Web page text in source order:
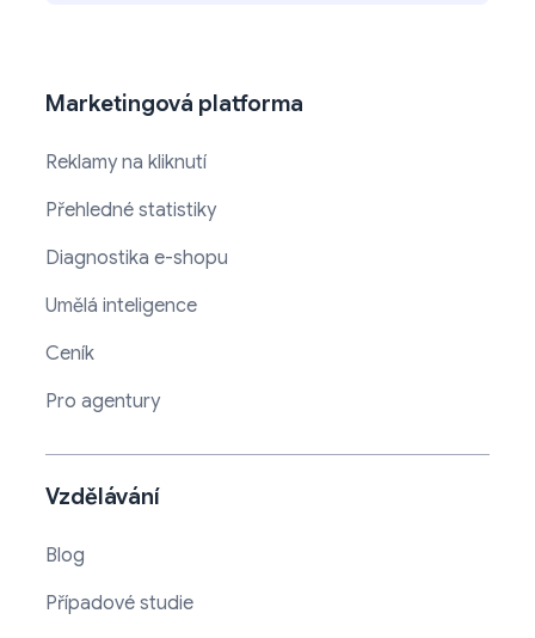
Marketingová platforma
Reklamy na kliknutí
Přehledné statistiky
Diagnostika e-shopu
Umělá inteligence
Ceník
Pro agentury
Vzdělávání
Blog
Případové studie